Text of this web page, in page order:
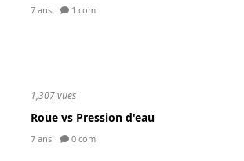
7 ans 1 com
1,307 vues
Roue vs Pression d'eau
7 ans 0 com